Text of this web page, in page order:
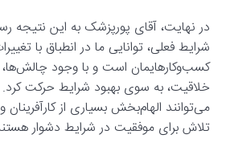
در نهایت، آقای پورپزشک به این نتیجه
شرایط فعلی، توانایی ما در انطباق با
کسب‌وکارهایمان است و با وجود
خلاقیت، به سوی بهبود شرایط حرکت
می‌توانند الهام‌بخش بسیاری از کارآفرینان
تلاش برای موفقیت در شرایط دشوار